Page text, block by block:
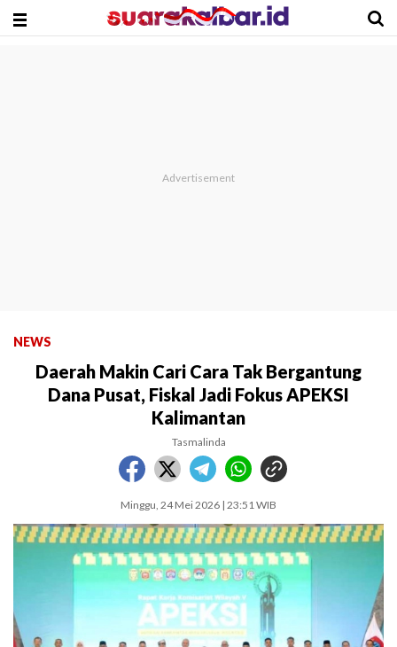
NEWS
Daerah Makin Cari Cara Tak Bergantung
Dana Pusat, Fiskal Jadi Fokus APEKSI
Kalimantan
Tasmalinda
Minggu, 24 Mei 2026 | 23:51 WIB